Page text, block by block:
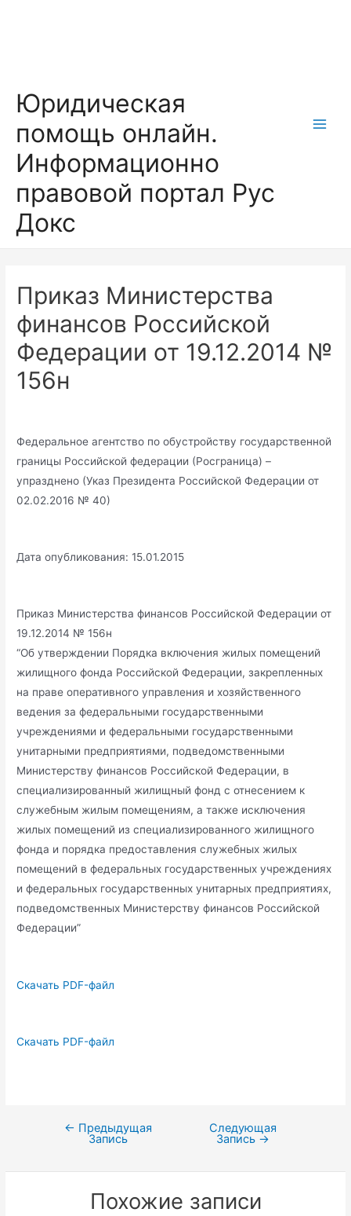
Юридическая
помощь онлайн.
Информационно
правовой портал Рус
Докс
Приказ Министерства
финансов Российской
Федерации от 19.12.2014 №
156н
Федеральное агентство по обустройству государственной
границы Российской федерации (Росграница) –
упразднено (Указ Президента Российской Федерации от
02.02.2016 № 40)
Дата опубликования: 15.01.2015
Приказ Министерства финансов Российской Федерации от
19.12.2014 № 156н
“Об утверждении Порядка включения жилых помещений
жилищного фонда Российской Федерации, закрепленных
на праве оперативного управления и хозяйственного
ведения за федеральными государственными
учреждениями и федеральными государственными
унитарными предприятиями, подведомственными
Министерству финансов Российской Федерации, в
специализированный жилищный фонд с отнесением к
служебным жилым помещениям, а также исключения
жилых помещений из специализированного жилищного
фонда и порядка предоставления служебных жилых
помещений в федеральных государственных учреждениях
и федеральных государственных унитарных предприятиях,
подведомственных Министерству финансов Российской
Федерации”
Скачать PDF-файл
Скачать PDF-файл
Навигация
записям
← Предыдущая
Запись
Следующая
Запись →
Похожие записи